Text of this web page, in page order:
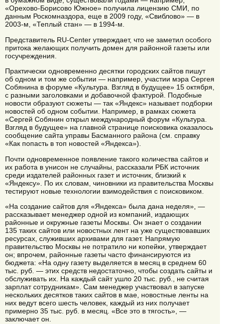
«Орехово-Борисово Южное» получила лицензию СМИ, по
данным Роскомназдора, еще в 2009 году, «Свиблово» — в
2003-м, «Теплый стан» — в 1994-м.
Представитель RU-Center утверждает, что не заметил особого
притока желающих получить домен для районной газеты или
госучреждения.
Практически одновременно десятки городских сайтов пишут
об одном и том же событии — например, участии мэра Сергея
Собянина в форуме «Культура. Взгляд в будущее» 15 октября,
с разными заголовками и добавочной фактурой. Подобные
новости образуют сюжеты — так «Яндекс» называет подборки
новостей об одном событии. Например, в рамках сюжета
«Сергей Собянин открыл международный форум «Культура.
Взгляд в будущее» на главной странице поисковика оказалось
сообщение сайта управы Басманного района (см. справку
«Как попасть в топ новостей «Яндекса»).
Почти одновременное появление такого количества сайтов и
их работа в унисон не случайны, рассказали РБК источник
среди издателей районных газет и источник, близкий к
«Яндексу». По их словам, чиновники из правительства Москвы
тестируют новые технологии взимодействия с поисковиком.
«На создание сайтов для «Яндекса» была дана неделя», —
рассказывает менеджер одной из компаний, издающих
районные и окружные газеты Москвы. Он знает о создании
135 таких сайтов или новостных лент на уже существовавших
ресурсах, служивших архивами для газет. Напрямую
правительство Москвы не потратило ни копейки, утверждает
он; впрочем, районные газеты часто финансируются из
бюджета: «На одну газету выделяется в месяц в среднем 60
тыс. руб. — этих средств недостаточно, чтобы создать сайты и
обслуживать их. На каждый сайт ушло 20 тыс. руб., не считая
зарплат сотрудникам». Сам менеджер участвовал в запуске
нескольких десятков таких сайтов в мае, новостные ленты на
них ведут всего шесть человек, каждый из них получает
примерно 35 тыс. руб. в месяц. «Все это в тягость», —
заключает он.